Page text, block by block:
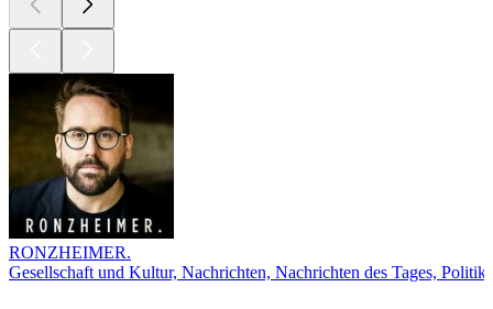
RONZHEIMER.
Gesellschaft und Kultur, Nachrichten, Nachrichten des Tages, Politik